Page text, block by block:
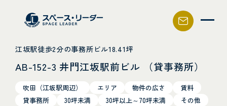
スペース・リーダー
江坂駅徒歩2分の事務所ビル18.41坪
AB-152-3 井門江坂駅前ビル （貸事務所）
吹田（江坂駅周辺） エリア 物件の広さ
賃料
貸事務所
30坪未満 30坪以上～70坪未満 その他